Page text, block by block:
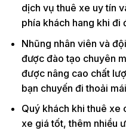
dịch vụ thuê xe uy tín
phía khách hang khi đi
Nhũng nhân viên và
được đào tạo chuyên
được nâng cao chất
bạn chuyến đi thoải
Quý khách khi thuê xe
xe giá tốt, thêm nhiều